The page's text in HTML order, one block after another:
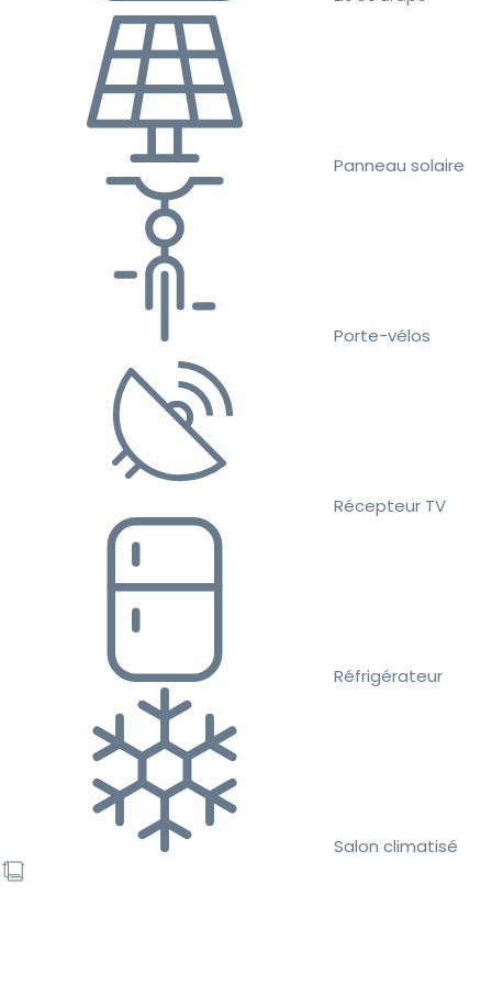
Panneau solaire
Porte-vélos
Récepteur TV
Réfrigérateur
Salon climatisé